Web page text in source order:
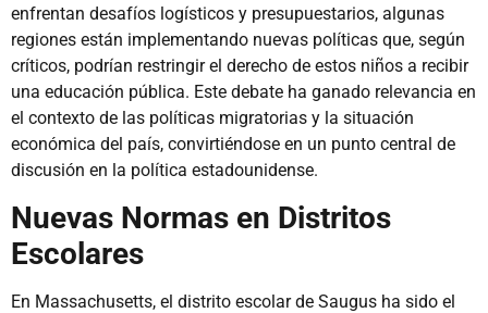
enfrentan desafíos logísticos y presupuestarios, algunas
regiones están implementando nuevas políticas que, según
críticos, podrían restringir el derecho de estos niños a recibir
una educación pública. Este debate ha ganado relevancia en
el contexto de las políticas migratorias y la situación
económica del país, convirtiéndose en un punto central de
discusión en la política estadounidense.
Nuevas Normas en Distritos
Escolares
En Massachusetts, el distrito escolar de Saugus ha sido el